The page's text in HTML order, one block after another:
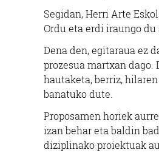
Segidan, Herri Arte
Ordu eta erdi iraungo du
Dena den, egitaraua ez
prozesua martxan dago.
hautaketa, berriz,
banatuko dute.
Proposamen horiek
izan behar eta baldin
diziplinako proiektuak